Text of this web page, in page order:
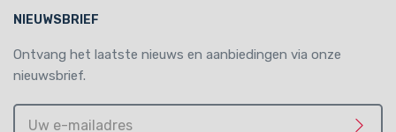
NIEUWSBRIEF
Ontvang het laatste nieuws en aanbiedingen via onze
nieuwsbrief.